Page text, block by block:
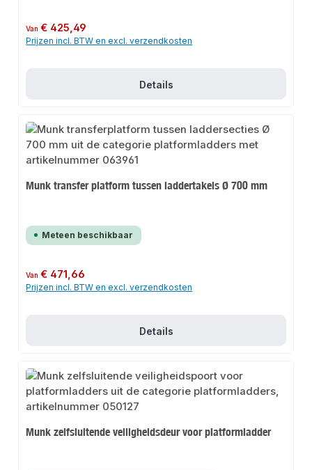
Normale prijs:
Van€ 425,49
Prijzen incl. BTW en excl. verzendkosten
Details
Munk transfer platform tussen laddertakels Ø 700 mm
Meteen beschikbaar
Normale prijs:
Van€ 471,66
Prijzen incl. BTW en excl. verzendkosten
Details
Munk zelfsluitende veiligheidsdeur voor platformladder